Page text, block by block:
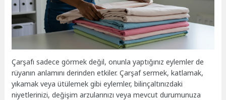
Çarşafı sadece görmek değil, onunla yaptığınız eylemler de
rüyanın anlamını derinden etkiler. Çarşaf sermek, katlamak,
yıkamak veya ütülemek gibi eylemler, bilinçaltınızdaki
niyetlerinizi, değişim arzularınızı veya mevcut durumunuza